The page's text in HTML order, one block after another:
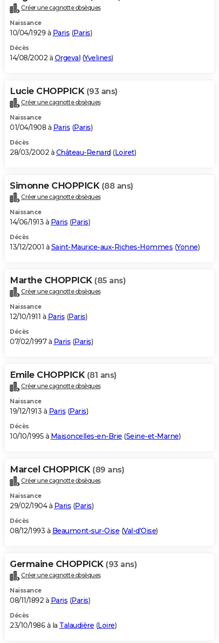
Créer une cagnotte obsèques
Naissance
10/04/1929 à Paris (Paris)
Décès
14/08/2002 à Orgeval (Yvelines)
Lucie CHOPPICK (93 ans)
Créer une cagnotte obsèques
Naissance
01/04/1908 à Paris (Paris)
Décès
28/03/2002 à Château-Renard (Loiret)
Simonne CHOPPICK (88 ans)
Créer une cagnotte obsèques
Naissance
14/06/1913 à Paris (Paris)
Décès
13/12/2001 à Saint-Maurice-aux-Riches-Hommes (Yonne)
Marthe CHOPPICK (85 ans)
Créer une cagnotte obsèques
Naissance
12/10/1911 à Paris (Paris)
Décès
07/02/1997 à Paris (Paris)
Emile CHOPPICK (81 ans)
Créer une cagnotte obsèques
Naissance
19/12/1913 à Paris (Paris)
Décès
10/10/1995 à Maisoncelles-en-Brie (Seine-et-Marne)
Marcel CHOPPICK (89 ans)
Créer une cagnotte obsèques
Naissance
29/02/1904 à Paris (Paris)
Décès
08/12/1993 à Beaumont-sur-Oise (Val-d'Oise)
Germaine CHOPPICK (93 ans)
Créer une cagnotte obsèques
Naissance
08/11/1892 à Paris (Paris)
Décès
23/10/1986 à la Talaudière (Loire)